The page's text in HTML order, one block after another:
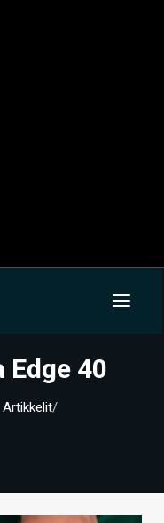
40
Artikkelit/